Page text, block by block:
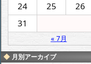
24
25 26
31
« 7月
月別アーカイブ